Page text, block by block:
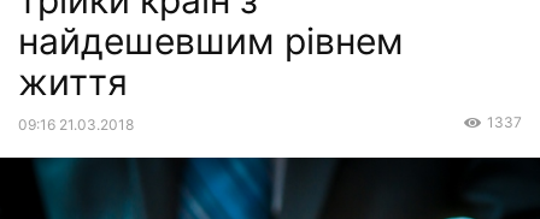
найдешевшим рівнем
життя
09:16 21.03.2018 1337